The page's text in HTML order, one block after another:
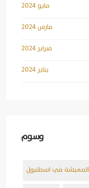
مايو 2024
مارس 2024
فبراير 2024
يناير 2024
وسوم
المعيشة في اسطنبول